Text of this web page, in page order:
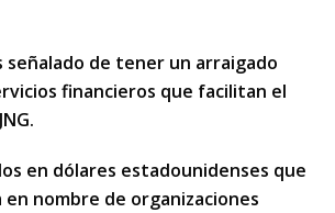
de tener un arraigado
financieros que facilitan el
en dólares estadounidenses que
nombre de organizaciones